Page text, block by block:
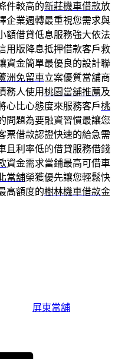
件較高的新莊機車借款放
企業週轉最重視您需求與
額借貸低息服務強大依法
用版降息抵押借款客戶救
資金簡單最優良的設計聯
洲免留車立案優質當舖商
務人使用桃園當舖推薦及
心比心態度來服務客戶桃
問題為要融資習慣最讓您
票借款認證快速的給急需
且利率低的借貸服務借錢
資金需求當鋪最高可借車
當舖榮獲優先讓您輕鬆快
高額度的樹林機車借款金
屏東當舖